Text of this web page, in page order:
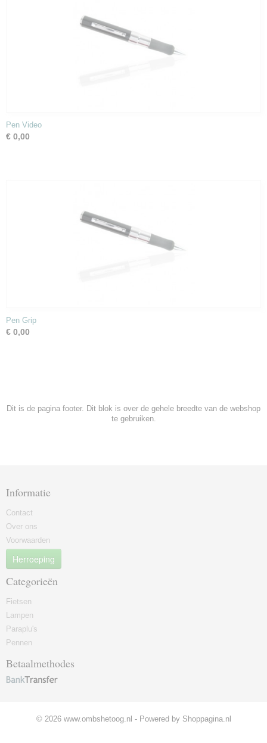
Pen Video
€ 0,00
Pen Grip
€ 0,00
Dit is de pagina footer. Dit blok is over de gehele breedte van de webshop
te gebruiken.
Informatie
Contact
Over ons
Voorwaarden
Herroeping
Categorieën
Fietsen
Lampen
Paraplu's
Pennen
Betaalmethodes
© 2026 www.ombshetoog.nl - Powered by Shoppagina.nl